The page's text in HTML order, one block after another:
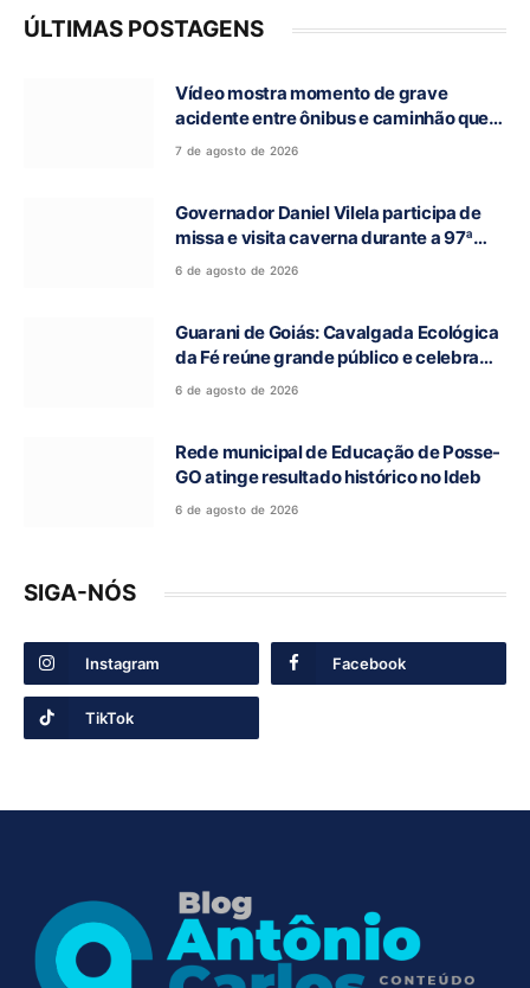
ÚLTIMAS POSTAGENS
Vídeo mostra momento de grave
acidente entre ônibus e caminhão que
deixou cinco mortos na GO-010, em
7 de agosto de 2026
Governador Daniel Vilela participa de
missa e visita caverna durante a 97ª
Romaria do Bom Jesus da Lapa de Terra
6 de agosto de 2026
Guarani de Goiás: Cavalgada Ecológica
da Fé reúne grande público e celebra
tradição religiosa
6 de agosto de 2026
Rede municipal de Educação de Posse-
GO atinge resultado histórico no Ideb
6 de agosto de 2026
SIGA-NÓS
Instagram Facebook
TikTok